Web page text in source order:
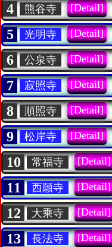
4 熊谷寺 [Detail]
5 光明寺 [Detail]
6 公泉寺 [Detail]
7 寂照寺 [Detail]
8 順照寺 [Detail]
9 松岸寺 [Detail]
10 常福寺 [Detail]
11 西願寺 [Detail]
12 大乘寺 [Detail]
13 長法寺 [Detail]